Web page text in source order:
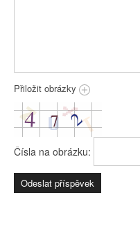
Přiložit obrázky
Čísla na obrázku: